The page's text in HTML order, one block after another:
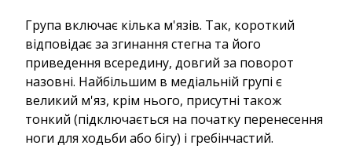
Група включає кілька м'язів. Так, короткий
відповідає за згинання стегна та його
приведення всередину, довгий за поворот
назовні. Найбільшим в медіальній групі є
великий м'яз, крім нього, присутні також
тонкий (підключається на початку перенесення
ноги для ходьби або бігу) і гребінчастий.